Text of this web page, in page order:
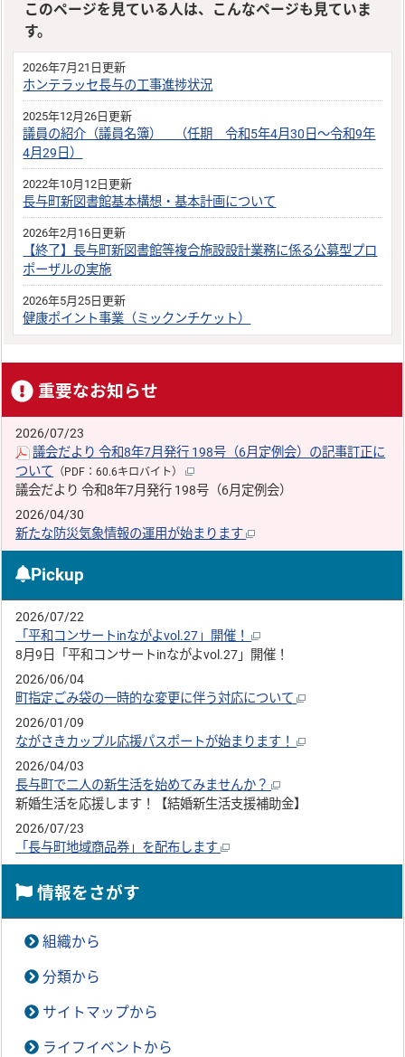
このページを見ている人は、こんなページも見ていま
す。
2026年7月21日更新
ホンテラッセ長与の工事進捗状況
2025年12月26日更新
議員の紹介（議員名簿） （任期 令和5年4月30日〜令和9年
4月29日）
2022年10月12日更新
長与町新図書館基本構想・基本計画について
2026年2月16日更新
【終了】長与町新図書館等複合施設設計業務に係る公募型プロ
ポーザルの実施
2026年5月25日更新
健康ポイント事業（ミックンチケット）
重要なお知らせ
2026/07/23
議会だより 令和8年7月発行 198号（6月定例会）の記事訂正に
ついて （PDF：60.6キロバイト）
議会だより 令和8年7月発行 198号（6月定例会）
2026/04/30
新たな防災気象情報の運用が始まります
Pickup
2026/07/22
「平和コンサートinながよvol.27」開催！
8月9日「平和コンサートinながよvol.27」開催！
2026/06/04
町指定ごみ袋の一時的な変更に伴う対応について
2026/01/09
ながさきカップル応援パスポートが始まります！
2026/04/03
長与町で二人の新生活を始めてみませんか？
新婚生活を応援します！【結婚新生活支援補助金】
2026/07/23
「長与町地域商品券」を配布します
情報をさがす
組織から
分類から
サイトマップから
ライフイベントから